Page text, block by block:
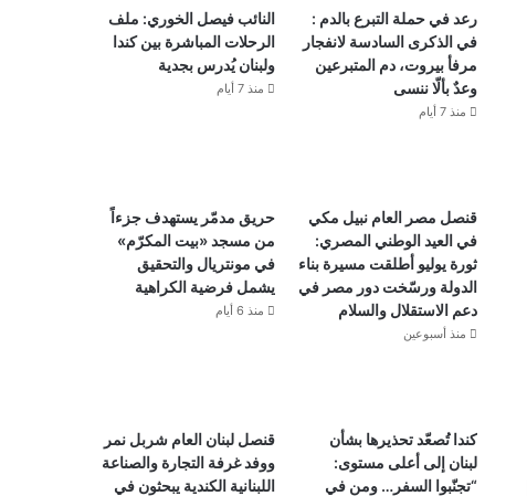
رعد في حملة التبرع بالدم :
في الذكرى السادسة لانفجار
مرفأ بيروت، دم المتبرعين
وعدٌ بألّا ننسى
منذ 7 أيام
النائب فيصل الخوري: ملف
الرحلات المباشرة بين كندا
ولبنان يُدرس بجدية
منذ 7 أيام
قنصل مصر العام نبيل مكي
في العيد الوطني المصري:
ثورة يوليو أطلقت مسيرة بناء
الدولة ورسّخت دور مصر في
دعم الاستقلال والسلام
منذ أسبوعين
حريق مدمّر يستهدف جزءاً
من مسجد «بيت المكرّم»
في مونتريال والتحقيق
يشمل فرضية الكراهية
منذ 6 أيام
كندا تُصعّد تحذيرها بشأن
لبنان إلى أعلى مستوى:
“تجنّبوا السفر… ومن في
قنصل لبنان العام شربل نمر
ووفد غرفة التجارة والصناعة
اللبنانية الكندية يبحثون في